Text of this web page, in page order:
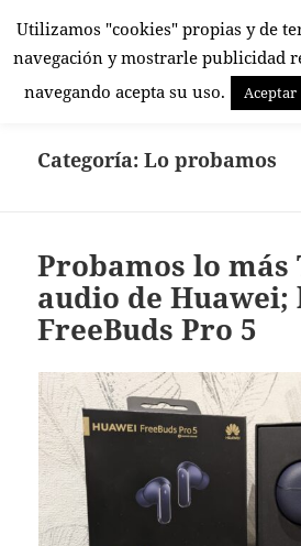
El Rincón Androide
Categoría:Lo probamos
Probamos lo más
audio de Huawei;
FreeBuds Pro 5
Utilizamos "cookies" propias y de
navegación y mostrarle publicidad
navegando acepta su uso.
Aceptar